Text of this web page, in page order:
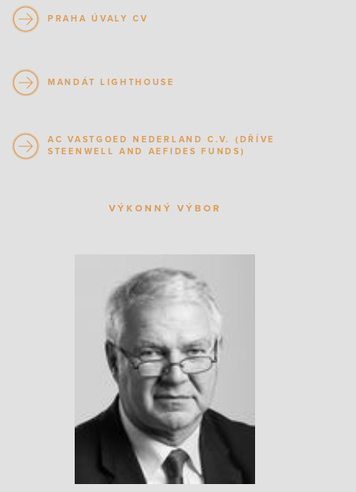
PRAHA ÚVALY CV
MANDÁT LIGHTHOUSE
AC VASTGOED NEDERLAND C.V. (DŘÍVE
STEENWELL AND AEFIDES FUNDS)
VÝKONNÝ VÝBOR